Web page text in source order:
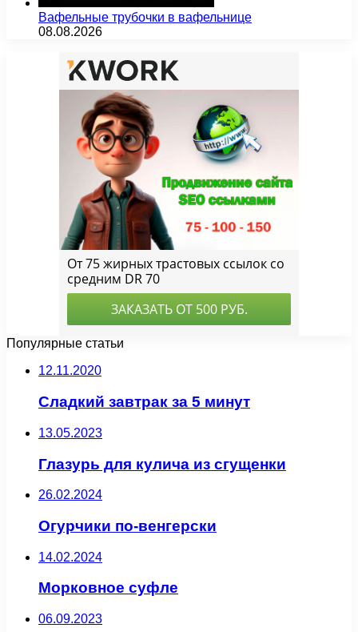
Вафельные трубочки в вафельнице
08.08.2026
Популярные статьи
12.11.2020
Сладкий завтрак за 5 минут
13.05.2023
Глазурь для кулича из сгущенки
26.02.2024
Огурчики по-венгерски
14.02.2024
Морковное суфле
06.09.2023